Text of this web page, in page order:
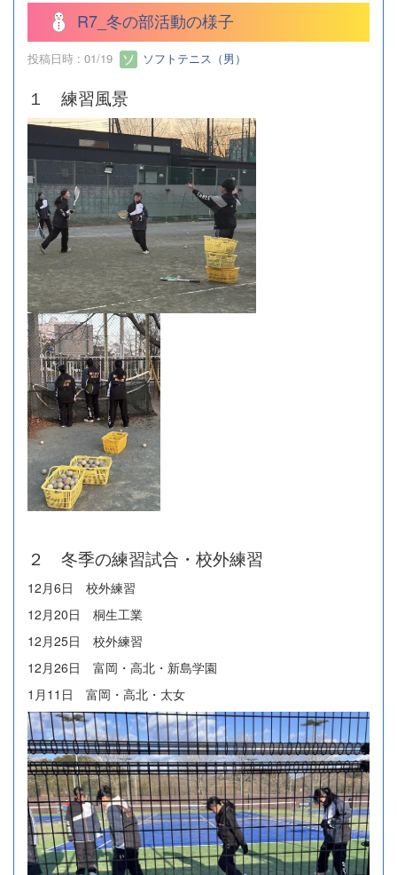
R7_冬の部活動の様子
投稿日時 : 01/19 ソフトテニス（男）
１ 練習風景
２ 冬季の練習試合・校外練習
12月6日 校外練習
12月20日 桐生工業
12月25日 校外練習
12月26日 富岡・高北・新島学園
1月11日 富岡・高北・太女